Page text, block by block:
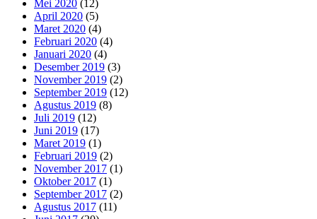
Mei 2020 (12)
April 2020 (5)
Maret 2020 (4)
Februari 2020 (4)
Januari 2020 (4)
Desember 2019 (3)
November 2019 (2)
September 2019 (12)
Agustus 2019 (8)
Juli 2019 (12)
Juni 2019 (17)
Maret 2019 (1)
Februari 2019 (2)
November 2017 (1)
Oktober 2017 (1)
September 2017 (2)
Agustus 2017 (11)